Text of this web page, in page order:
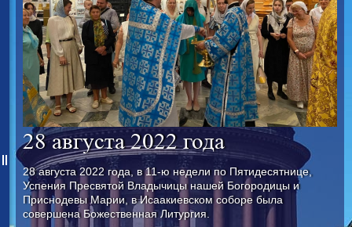
28 августа 2022 года
28 августа 2022 года, в 11-ю недели по Пятидесятнице,
Успения Пресвятой Владычицы нашей Богородицы и
Приснодевы Марии, в Исаакиевском соборе была
совершена Божественная Литургия.